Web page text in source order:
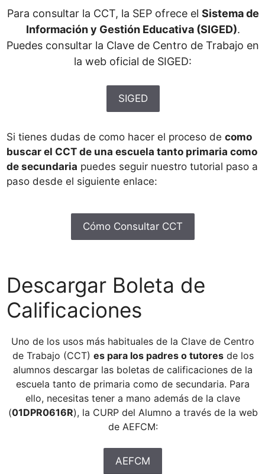
Para consultar la CCT, la SEP ofrece el Sistema de
Información y Gestión Educativa (SIGED).
Puedes consultar la Clave de Centro de Trabajo en
la web oficial de SIGED:
SIGED
Si tienes dudas de como hacer el proceso de como
buscar el CCT de una escuela tanto primaria como
de secundaria puedes seguir nuestro tutorial paso a
paso desde el siguiente enlace:
Cómo Consultar CCT
Descargar Boleta de
Calificaciones
Uno de los usos más habituales de la Clave de Centro
de Trabajo (CCT) es para los padres o tutoresde los
alumnos descargar las boletas de calificaciones de la
escuela tanto de primaria como de secundaria. Para
ello, necesitas tener a mano además de la clave
(01DPR0616R), la CURP del Alumno a través de la web
de AEFCM:
AEFCM